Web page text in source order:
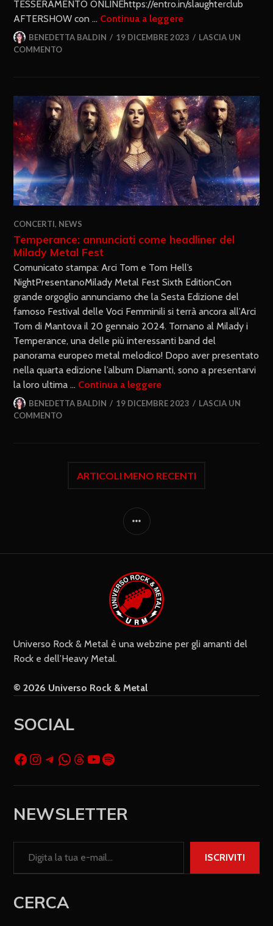
TESSERAMENTO ONLINEhttps://entro.in/slaughterclub
AFTERSHOW con … Continua a leggere
BENEDETTA BALDIN 19 DICEMBRE 2023
LASCIA UN
COMMENTO
CONCERTI, NEWS
Temperance: annunciati come headliner del
Milady Metal Fest
Comunicato stampa: Arci Tom e Tom Hell’s
NightPresentanoMilady Metal Fest Sixth EditionCon
grande orgoglio annunciamo che la Sesta Edizione del
famoso Festival delle Voci Femminili si terrà ancora all’Arci
Tom di Mantova il 20 gennaio 2024. Tornano al Milady i
Temperance, una delle più interessanti band del
panorama europeo metal melodico! Dopo aver presentato
nella quarta edizione l’album Diamanti, sono a presentarvi
la loro ultima … Continua a leggere
BENEDETTA BALDIN 19 DICEMBRE 2023
LASCIA UN
COMMENTO
ARTICOLI MENO RECENTI
Universo Rock & Metal è una webzine per gli amanti del
Rock e dell’Heavy Metal.
© 2026 Universo Rock & Metal
SOCIAL
NEWSLETTER
ISCRIVITI
CERCA